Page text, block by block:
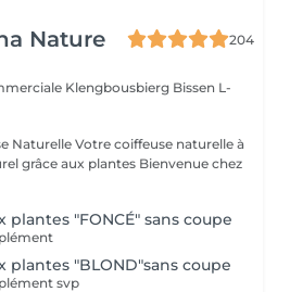
Nature
204
Klengbousbierg Bissen L-
plantes "FONCÉ" sans coupe
plantes "BLOND"sans coupe
svp